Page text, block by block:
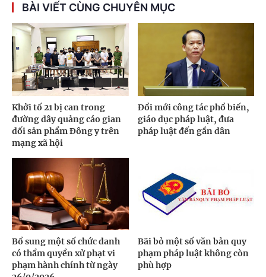
BÀI VIẾT CÙNG CHUYÊN MỤC
Khởi tố 21 bị can trong
đường dây quảng cáo gian
dối sản phẩm Đông y trên
mạng xã hội
Đổi mới công tác phổ biến,
giáo dục pháp luật, đưa
pháp luật đến gần dân
Bổ sung một số chức danh
có thẩm quyền xử phạt vi
phạm hành chính từ ngày
Bãi bỏ một số văn bản quy
phạm pháp luật không còn
phù hợp